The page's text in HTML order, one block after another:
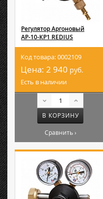
Регулятор Аргоновый
АР-10-КР1 REDIUS
Код товара: 0002109
Цена: 2 940 руб.
Есть в наличии
В КОРЗИНУ
Сравнить ›